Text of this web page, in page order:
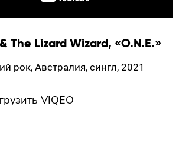
The Lizard Wizard, «O.N.E.»
рок, Австралия, сингл, 2021
VIQEO